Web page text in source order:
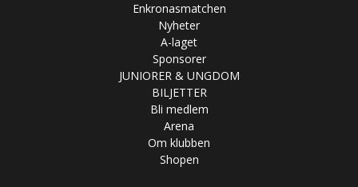
Enkronasmatchen
Nyheter
A-laget
Sponsorer
JUNIORER & UNGDOM
BILJETTER
Bli medlem
Arena
Om klubben
Shopen